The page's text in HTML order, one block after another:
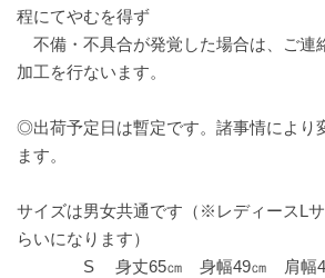
程にてやむを得ず
不備・不具合が発覚した場合は、ご連
加工を行ないます。
◎出荷予定日は暫定です。諸事情により
ます。
サイズは男女共通です（※レディースL
らいになります）
S 身丈65㎝ 身幅49㎝ 肩幅42